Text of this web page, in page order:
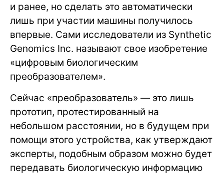
и ранее, но сделать это автоматически
лишь при участии машины получилось
впервые. Сами исследователи из Synthetic
Genomics Inc. называют свое изобретение
«цифровым биологическим
преобразователем».
Сейчас «преобразователь» — это лишь
прототип, протестированный на
небольшом расстоянии, но в будущем при
помощи этого устройства, как утверждают
эксперты, подобным образом можно будет
передавать биологическую информацию